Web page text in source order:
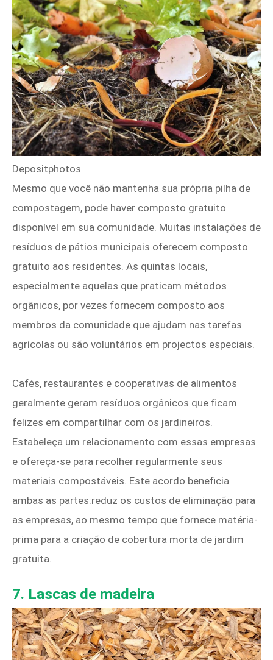
Depositphotos
Mesmo que você não mantenha sua própria pilha de
compostagem, pode haver composto gratuito
disponível em sua comunidade. Muitas instalações de
resíduos de pátios municipais oferecem composto
gratuito aos residentes. As quintas locais,
especialmente aquelas que praticam métodos
orgânicos, por vezes fornecem composto aos
membros da comunidade que ajudam nas tarefas
agrícolas ou são voluntários em projectos especiais.
Cafés, restaurantes e cooperativas de alimentos
geralmente geram resíduos orgânicos que ficam
felizes em compartilhar com os jardineiros.
Estabeleça um relacionamento com essas empresas
e ofereça-se para recolher regularmente seus
materiais compostáveis. Este acordo beneficia
ambas as partes:reduz os custos de eliminação para
as empresas, ao mesmo tempo que fornece matéria-
prima para a criação de cobertura morta de jardim
gratuita.
7. Lascas de madeira